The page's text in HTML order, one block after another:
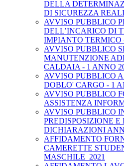
DELLA
DI SICUREZZA
AVVISO PUBBLICO
DELL’INCARICO DI
IMPIANTO TERMICO
AVVISO PUBBLICO
MANUTENZIONE
CALDAIA - 1 ANNO
AVVISO PUBBLICO
DOBLO' CARGO - 1
AVVISO PUBBLICO
ASSISTENZA
AVVISO PUBBLICO
PREDISPOSIZIONE
DICHIARAZIONI
AFFIDAMENTO
CAMERETTE
MASCHILE_2021